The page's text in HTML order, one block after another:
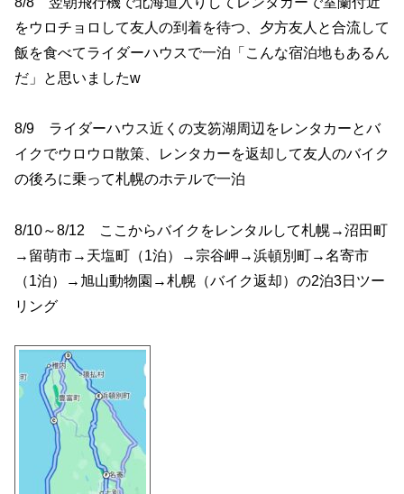
をウロチョロして友人の到着を待つ、夕方友人と合流して
飯を食べてライダーハウスで一泊「こんな宿泊地もあるん
だ」と思いましたw
8/9 ライダーハウス近くの支笏湖周辺をレンタカーとバ
イクでウロウロ散策、レンタカーを返却して友人のバイク
の後ろに乗って札幌のホテルで一泊
8/10～8/12 ここからバイクをレンタルして札幌→沼田町
→留萌市→天塩町（1泊）→宗谷岬→浜頓別町→名寄市
（1泊）→旭山動物園→札幌（バイク返却）の2泊3日ツー
リング